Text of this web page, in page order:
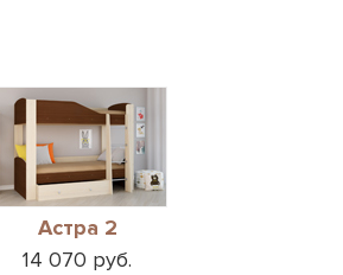
Астра 2
14 070 руб.